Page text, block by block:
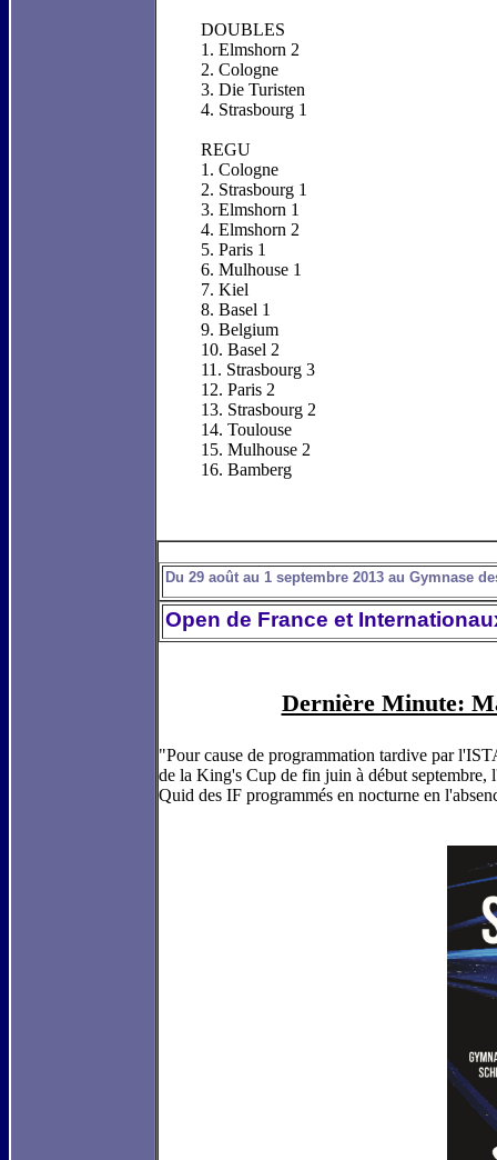
DOUBLES
1. Elmshorn 2
2. Cologne
3. Die Turisten
4. Strasbourg 1
REGU
1. Cologne
2. Strasbourg 1
3. Elmshorn 1
4. Elmshorn 2
5. Paris 1
6. Mulhouse 1
7. Kiel
8. Basel 1
9. Belgium
10. Basel 2
11. Strasbourg 3
12. Paris 2
13. Strasbourg 2
14. Toulouse
15. Mulhouse 2
16. Bamberg
Du 29 août au 1 septembre 2013 au Gymnase
Open de France et
Dernière Minute:
"Pour cause de programmation tardive par
de la King's Cup de fin juin à début
Quid des IF programmés en nocturne en